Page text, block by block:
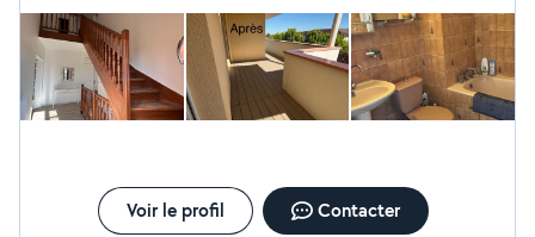
Voir le profil Contacter